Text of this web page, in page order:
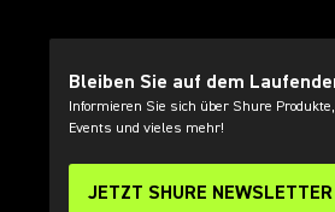
Bleiben Sie auf dem
Informieren Sie sich über Shure
Events und vieles mehr!
JETZT SHURE NEWSLETTER